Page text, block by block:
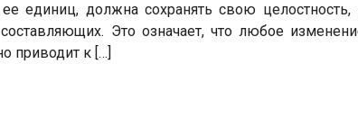
единиц, должна сохранять свою целостность,
Это означает, что любое
приводит к […]